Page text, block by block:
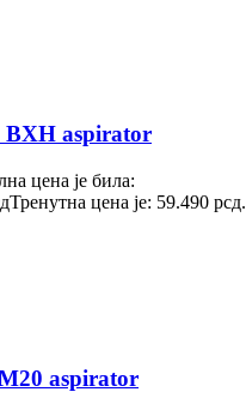
BXH aspirator
цена је била:
Тренутна цена је: 59.490 рсд.
aspirator